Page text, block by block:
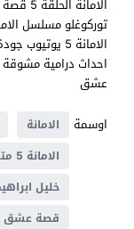
الامانة 5
عشق
اوسمة
الامانة
الامانة 5 مترجم
خليل
قصة عشق